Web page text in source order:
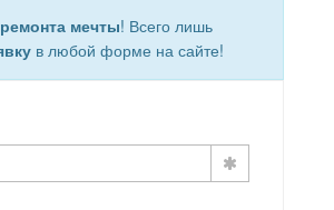
ремонта мечты! Всего лишь
в любой форме на сайте!